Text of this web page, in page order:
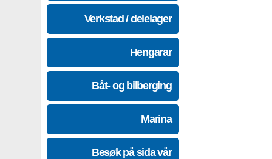
Verkstad / delelager
Hengarar
Båt- og bilberging
Marina
Besøk på sida vår